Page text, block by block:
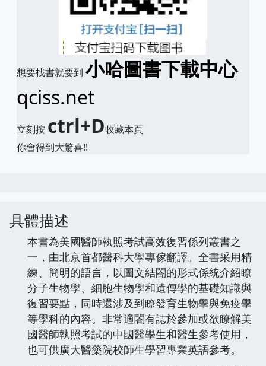
想要找書就要到 小哈圖書下載中心
qciss.net
立刻按 ctrl+D收藏本頁
你會得到大驚喜!!
具體描述
本書為美國醫師執照考試高效復習係列叢書之
一，由北京首都醫科大學專傢翻譯。全書采用精
練、簡明的語言，以圖文結閤的形式係統介紹瞭
分子生物學、細胞生物學和遺傳學的基礎知識與
復習要點，同時還涉及到瞭發育生物學與免疫學
等學科的內容。非常適閤有誌於參加或欲瞭解美
國醫師執照考試的中國醫學生和醫生參考使用，
也可供廣大醫藥院校師生學習專業英語參考。